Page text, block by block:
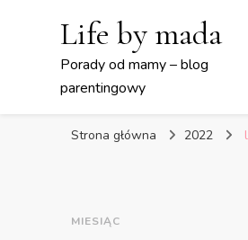
Life by mada
Porady od mamy – blog
parentingowy
Strona główna 2022
MIESIĄC